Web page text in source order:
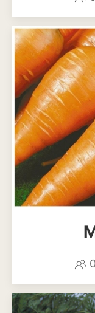
Слива
Смородина
Фундук или
Хурма
Черешня
Шелковица
Яблоня
Кинза или
0